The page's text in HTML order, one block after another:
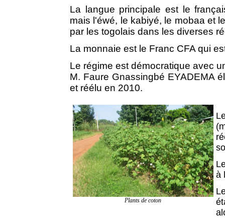
La langue principale est le
mais l'éwé, le kabiyé, le mobaa et
par les togolais dans les diverses
La monnaie est le Franc CFA qui
Le régime est démocratique avec
M. Faure Gnassingbé EYADEMA
et réélu en 2010.
Plants de coton
à